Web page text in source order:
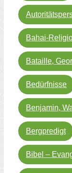
Bahai-
Bataille,
Bedürfnisse
Benjamin,
Bergpredigt
Bibel –